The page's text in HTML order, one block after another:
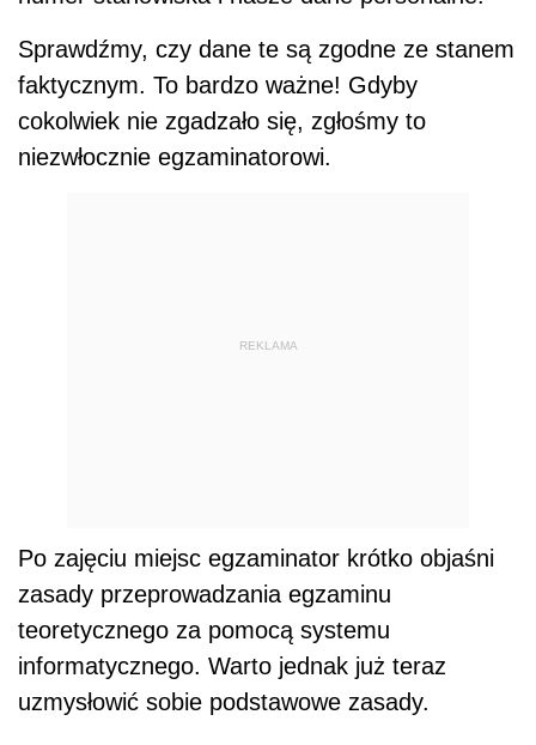
Sprawdźmy, czy dane te są zgodne ze stanem
faktycznym. To bardzo ważne! Gdyby
cokolwiek nie zgadzało się, zgłośmy to
niezwłocznie egzaminatorowi.
REKLAMA
Po zajęciu miejsc egzaminator krótko objaśni
zasady przeprowadzania egzaminu
teoretycznego za pomocą systemu
informatycznego. Warto jednak już teraz
uzmysłowić sobie podstawowe zasady.